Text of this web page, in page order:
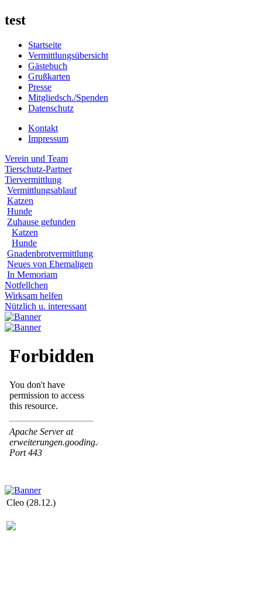
test
Startseite
Vermittlungsübersicht
Gästebuch
Grußkarten
Presse
Mitgliedsch./Spenden
Datenschutz
Kontakt
Impressum
Verein und Team
Tierschutz-Partner
Tiervermittlung
Vermittlungsablauf
Katzen
Hunde
Zuhause gefunden
Katzen
Hunde
Gnadenbrotvermittlung
Neues von Ehemaligen
In Memoriam
Notfellchen
Wirksam helfen
Nützlich u. interessant
Cleo (28.12.)